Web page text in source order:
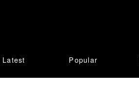
Latest Popular